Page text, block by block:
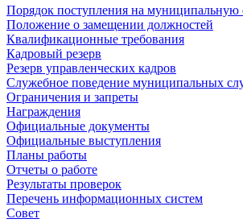
Порядок поступления на муниципальную
Положение о замещении должностей
Квалификационные требования
Кадровый резерв
Резерв управленческих кадров
Служебное поведение муниципальных
Ограничения и запреты
Награждения
Официальные документы
Официальные выступления
Планы работы
Отчеты о работе
Результаты проверок
Перечень информационных систем
Совет